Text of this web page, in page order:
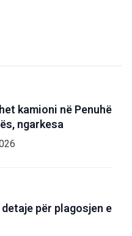
kamioni në Penuhë
ngarkesa
për plagosjen e